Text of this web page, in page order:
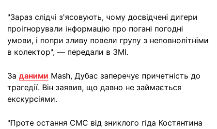
"Зараз слідчі з'ясовують, чому досвідчені дигери
проігнорували інформацію про погані погодні
умови, і попри зливу повели групу з неповнолітніми
в колектор", — передали в ЗМІ.
За даними Mash, Дубас заперечує причетність до
трагедії. Він заявив, що давно не займається
екскурсіями.
"Проте остання СМС від зниклого гіда Костянтина